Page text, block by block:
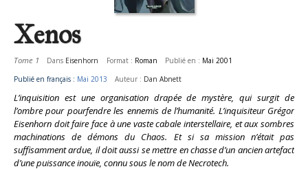
Xenos
Tome 1 Dans Eisenhorn Format : Roman Publié en : Mai 2001
Publié en français : Mai 2013 Auteur : Dan Abnett
L’inquisition est une organisation drapée de mystère, qui surgit de
l’ombre pour pourfendre les ennemis de l’humanité. L’inquisiteur Grégor
Eisenhorn doit faire face à une vaste cabale interstellaire, et aux sombres
machinations de démons du Chaos. Et si sa mission n’était pas
suffisamment ardue, il doit aussi se mettre en chasse d’un ancien artefact
d’une puissance inouïe, connu sous le nom de Necrotech.